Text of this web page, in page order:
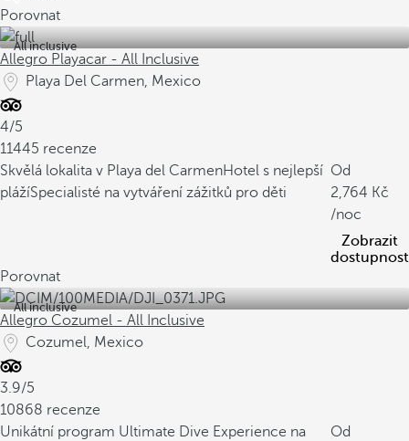
Porovnat
All inclusive
Allegro Playacar - All Inclusive
Playa Del Carmen, Mexico
4/5
11445 recenze
Skvělá lokalita v Playa del CarmenHotel s nejlepší
plážíSpecialisté na vytváření zážitků pro děti
Od
2,764
/noc
Zobrazit
dostupnost
Porovnat
All inclusive
Allegro Cozumel - All Inclusive
Cozumel, Mexico
3.9/5
10868 recenze
Unikátní program Ultimate Dive Experience na
Od